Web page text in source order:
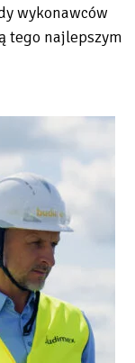
wykonawców
tego najlepszym